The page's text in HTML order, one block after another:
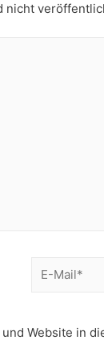
nicht
E-
Website in